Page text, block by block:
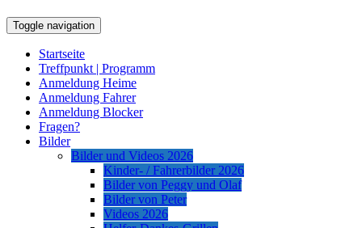
Toggle navigation
Startseite
Treffpunkt | Programm
Anmeldung Heime
Anmeldung Fahrer
Anmeldung Blocker
Fragen?
Bilder
Bilder und Videos 2026
Kinder- / Fahrerbilder 2026
Bilder von Peggy und Olaf
Bilder von Peter
Videos 2026